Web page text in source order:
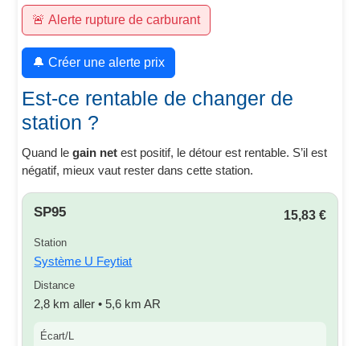
🚨 Alerte rupture de carburant
🔔 Créer une alerte prix
Est-ce rentable de changer de
station ?
Quand legain net est positif, le détour est rentable. S’il est
négatif, mieux vaut rester dans cette station.
SP95 15,83 €
Station
Système U Feytiat
Distance
2,8 km aller • 5,6 km AR
Écart/L